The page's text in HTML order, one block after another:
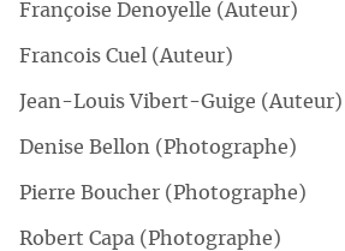
Françoise Denoyelle (Auteur)
Francois Cuel (Auteur)
Jean-Louis Vibert-Guige (Auteur)
Denise Bellon (Photographe)
Pierre Boucher (Photographe)
Robert Capa (Photographe)